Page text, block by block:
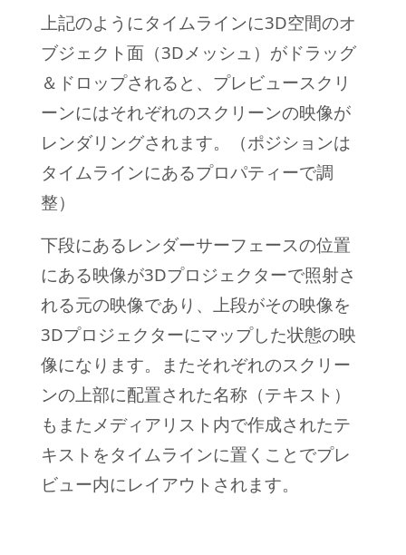
上記のようにタイムラインに3D空間のオ
ブジェクト面（3Dメッシュ）がドラッグ
＆ドロップされると、プレビュースクリ
ーンにはそれぞれのスクリーンの映像が
レンダリングされます。（ポジションは
タイムラインにあるプロパティーで調
整）
下段にあるレンダーサーフェースの位置
にある映像が3Dプロジェクターで照射さ
れる元の映像であり、上段がその映像を
3Dプロジェクターにマップした状態の映
像になります。またそれぞれのスクリー
ンの上部に配置された名称（テキスト）
もまたメディアリスト内で作成されたテ
キストをタイムラインに置くことでプレ
ビュー内にレイアウトされます。